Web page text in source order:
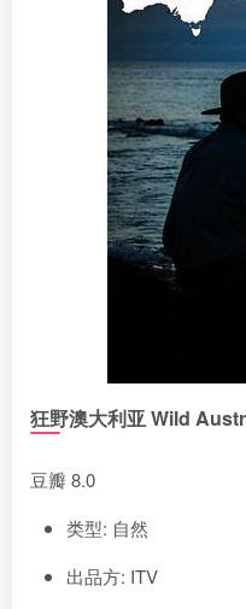
狂野澳大利亚 Wild
豆瓣 8.0
类型: 自然
出品方: ITV